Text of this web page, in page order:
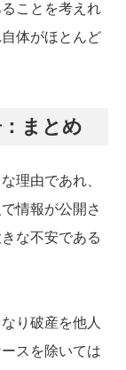
ことを考えれ
体がほとんど
まとめ
理由であれ、
情報が公開さ
な不安である
り破産を他人
スを除いては